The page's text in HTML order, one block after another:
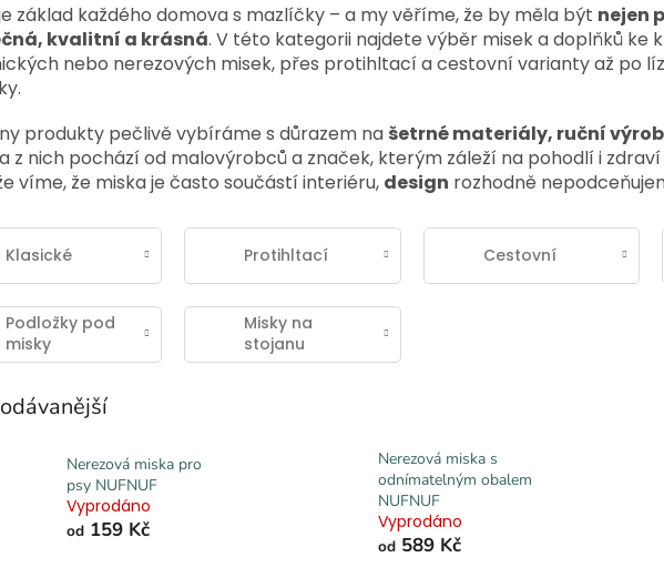
základ každého domova s mazlíčky – a my věříme, že by měla být nejen
kvalitní a krásná. V této kategorii najdete výběr misek a doplňků ke
nebo nerezových misek, přes protihltací a cestovní varianty až po
produkty pečlivě vybíráme s důrazem na šetrné materiály, ruční
z nich pochází od malovýrobců a značek, kterým záleží na pohodlí i
víme, že miska je často součástí interiéru, design rozhodně
Klasické Protihltací Cestovní
Podložky pod
misky
Misky na
stojanu
Nerezová miska pro
psy NUFNUF
Vyprodáno
od 159 Kč
Nerezová miska s
odnímatelným obalem
NUFNUF
Vyprodáno
od589 Kč